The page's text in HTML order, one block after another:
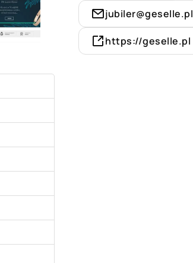
jubiler@geselle.pl
https://geselle.pl